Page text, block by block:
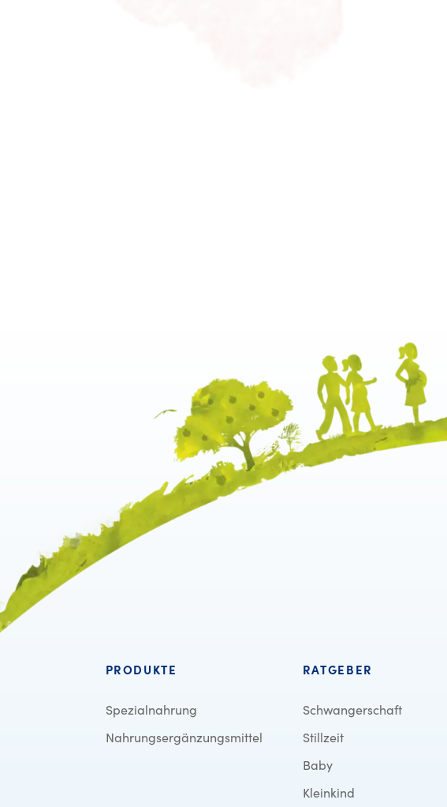
PRODUKTE
Spezialnahrung
Nahrungsergänzungsmittel
RATGEBER
Schwangerschaft
Stillzeit
Baby
Kleinkind